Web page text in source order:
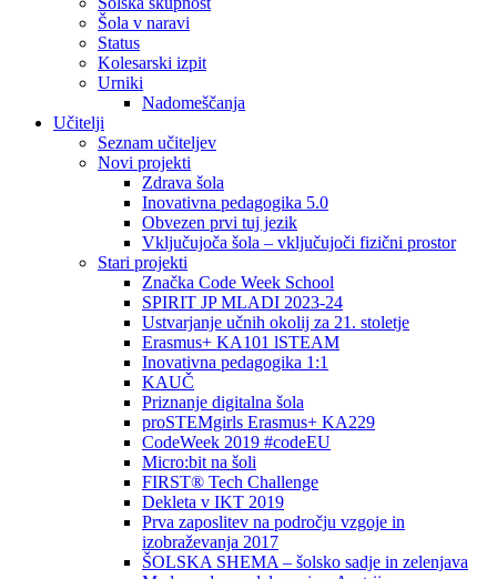
Šola v naravi
Status
Kolesarski izpit
Urniki
Nadomeščanja
Učitelji
Seznam učiteljev
Novi projekti
Zdrava šola
Inovativna pedagogika 5.0
Obvezen prvi tuj jezik
Vključujoča šola – vključujoči fizični prostor
Stari projekti
Značka Code Week School
SPIRIT JP MLADI 2023-24
Ustvarjanje učnih okolij za 21. stoletje
Erasmus+ KA101 lSTEAM
Inovativna pedagogika 1:1
KAUČ
Priznanje digitalna šola
proSTEMgirls Erasmus+ KA229
CodeWeek 2019 #codeEU
Micro:bit na šoli
FIRST® Tech Challenge
Dekleta v IKT 2019
Prva zaposlitev na področju vzgoje in
izobraževanja 2017
ŠOLSKA SHEMA – šolsko sadje in zelenjava